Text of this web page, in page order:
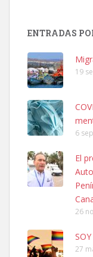
hembra, 4 años.
Leales.org » Gran
SHIBA PERDIDO
PERRO MACHO
06/07/2025 ZONA
Leales.org » Gran
ENTRADAS
19
6
El
26
27